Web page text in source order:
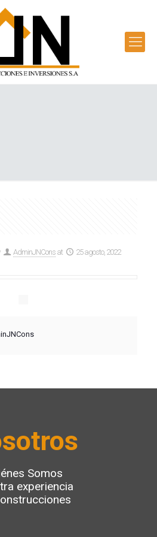
AdminJNCons at 25 agosto, 2022
Somos
experiencia